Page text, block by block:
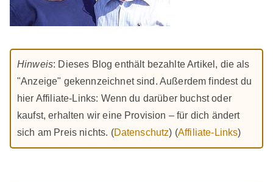
Hinweis: Dieses Blog enthält bezahlte Artikel, die als
"Anzeige" gekennzeichnet sind. Außerdem findest du
hier Affiliate-Links: Wenn du darüber buchst oder
kaufst, erhalten wir eine Provision – für dich ändert
sich am Preis nichts. (Datenschutz) (Affiliate-Links)